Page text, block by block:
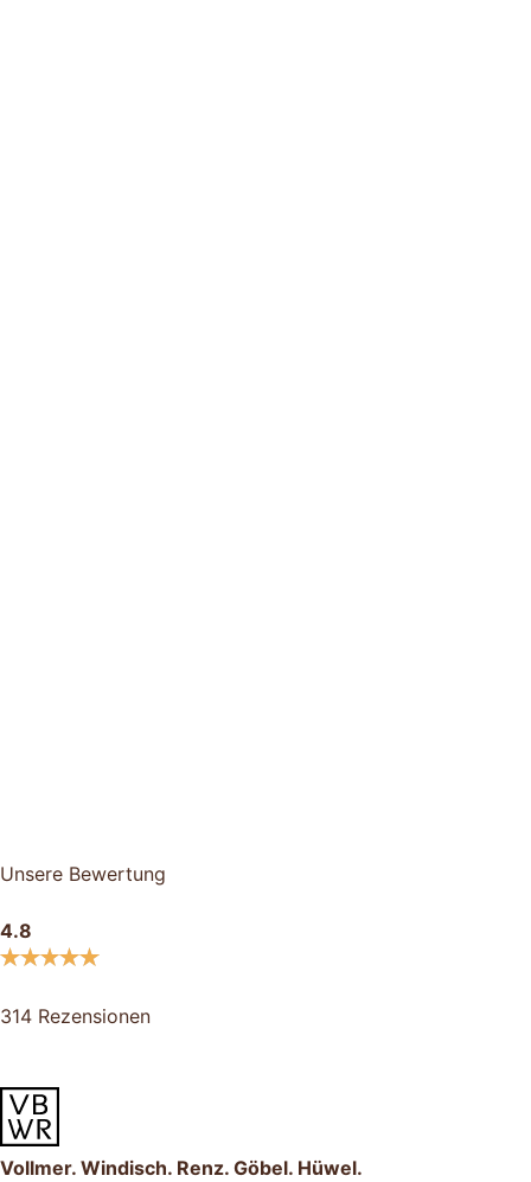
Unsere Bewertung
4.8
314 Rezensionen
Vollmer. Windisch. Renz. Göbel. Hüwel.